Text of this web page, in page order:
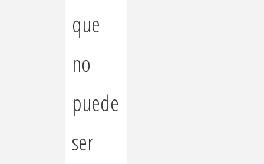
que
no
puede
ser